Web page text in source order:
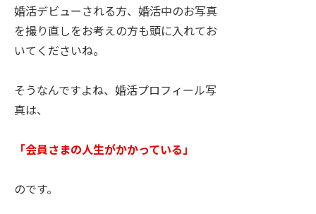
婚活デビューされる方、婚活中のお写真
を撮り直しをお考えの方も頭に入れてお
いてくださいね。
そうなんですよね、婚活プロフィール写
真は、
「会員さまの人生がかかっている」
のです。